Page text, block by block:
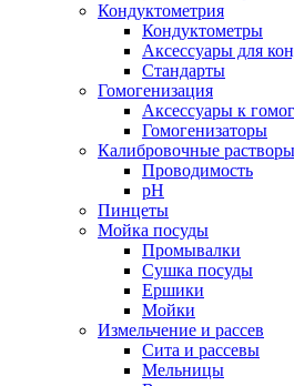
Кондуктометрия
Кондуктометры
Аксессуары для
Стандарты
Гомогенизация
Аксессуары к
Гомогенизаторы
Калибровочные растворы
Проводимость
pH
Пинцеты
Мойка посуды
Промывалки
Сушка посуды
Ершики
Мойки
Измельчение и рассев
Сита и рассевы
Мельницы